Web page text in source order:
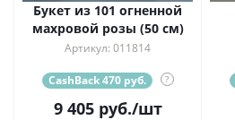
Букет из 101 огненной
махровой розы (50 см)
Артикул: 011814
CashBack 470 руб. ?
9 405руб./шт